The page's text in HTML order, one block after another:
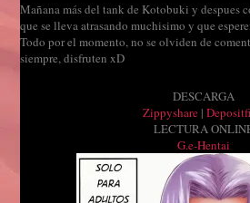
Mañana más del tank de Kotobuki y despues
que se lleva atrasando muchisimo y que
Todo por el momento, no se olviden de
siempre, disfruten xD
DESCARGA
Zippyshare |
LECTURA
G.e-Hentai